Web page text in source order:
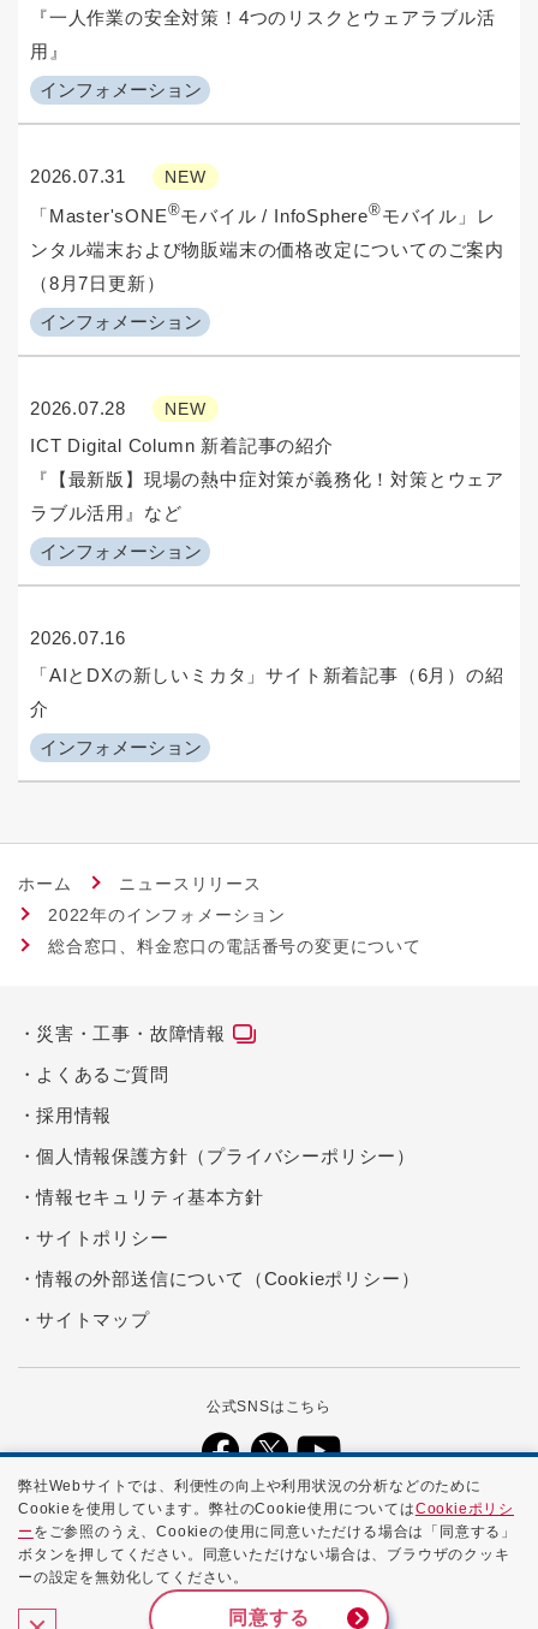
インフォメーション
『一人作業の安全対策！4つのリスクとウェアラブル活
用』
2026.07.31 NEW
インフォメーション
「Master'sONE®モバイル / InfoSphere®モバイル」レ
ンタル端末および物販端末の価格改定についてのご案内
（8月7日更新）
2026.07.28 NEW
インフォメーション
ICT Digital Column 新着記事の紹介
『【最新版】現場の熱中症対策が義務化！対策とウェア
ラブル活用』など
2026.07.16
インフォメーション
「AIとDXの新しいミカタ」サイト新着記事（6月）の紹
介
ホーム
ニュースリリース
2022年のインフォメーション
総合窓口、料金窓口の電話番号の変更について
災害・工事・故障情報
よくあるご質問
採用情報
個人情報保護方針（プライバシーポリシー）
情報セキュリティ基本方針
サイトポリシー
情報の外部送信について（Cookieポリシー）
サイトマップ
公式SNSはこちら
本ホームページに記載する会社名、商品名、ブランド名などは、各社の
商号、登録商標、または商標です。
Copyright ©2026 NTTPC Communications, Inc. All Rights
弊社Webサイトでは、利便性の向上や利用状況の分析などのために
Cookieを使用しています。弊社のCookie使用についてはCookieポリシ
ー をご参照のうえ、Cookieの使用に同意いただける場合は「同意する」
ボタンを押してください。同意いただけない場合は、ブラウザのクッキ
ーの設定を無効化してください。
同意する